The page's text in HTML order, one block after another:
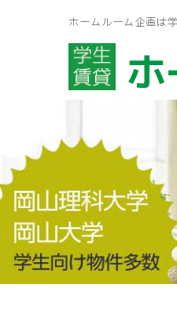
ホームルーム企画は
ホ